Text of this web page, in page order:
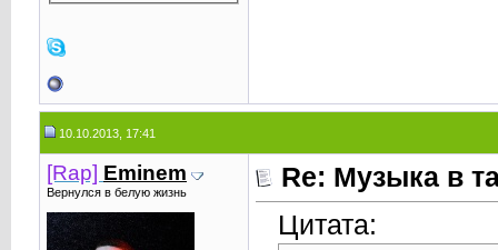
10.10.2013, 17:41
[Rap] Eminem
Вернулся в белую жизнь
Re: Музыка в
Цитата: